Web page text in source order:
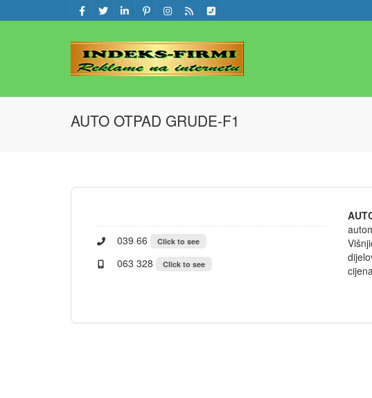
AUTO OTPAD GRUDE-F1
039 66 Click to see
063 328 Click to see